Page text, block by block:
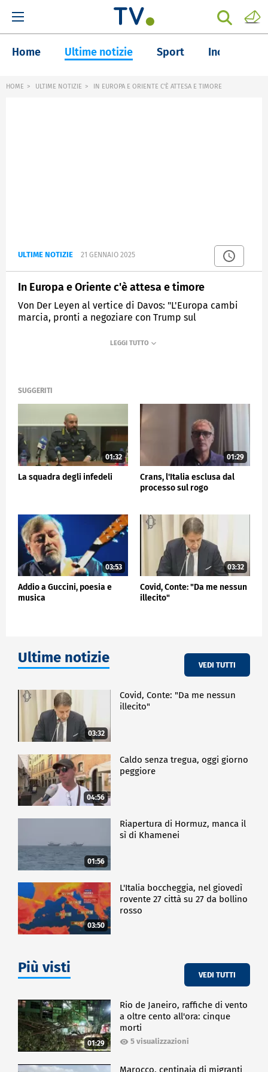
Home Ultime notizie Sport Inchieste
HOME ULTIME NOTIZIE IN EUROPA E ORIENTE C'È ATTESA E TIMORE
ULTIME NOTIZIE 21 GENNAIO 2025
In Europa e Oriente c'è attesa e timore
Von Der Leyen al vertice di Davos: "L'Europa cambi
marcia, pronti a negoziare con Trump sul
SUGGERITI
01:32
La squadra degli infedeli
01:29
Crans, l'Italia esclusa dal
processo sul rogo
03:53
Addio a Guccini, poesia e
musica
03:32
Covid, Conte: "Da me nessun
illecito"
Ultime notizie VEDI TUTTI
03:32
Covid, Conte: "Da me nessun
illecito"
04:56
Caldo senza tregua, oggi giorno
peggiore
01:56
Riapertura di Hormuz, manca il
sì di Khamenei
03:50
L'Italia boccheggia, nel giovedì
rovente 27 città su 27 da bollino
rosso
Più visti VEDI TUTTI
01:29
Rio de Janeiro, raffiche di vento
a oltre cento all'ora: cinque
morti
5 visualizzazioni
Marocco, centinaia di migranti